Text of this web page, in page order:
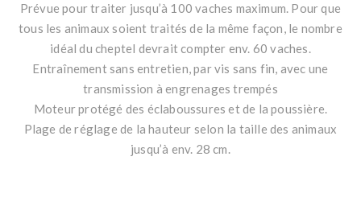
Prévue pour traiter jusqu’à 100 vaches maximum. Pour que
tous les animaux soient traités de la même façon, le nombre
idéal du cheptel devrait compter env. 60 vaches.
Entraînement sans entretien, par vis sans fin, avec une
transmission à engrenages trempés
Moteur protégé des éclaboussures et de la poussière.
Plage de réglage de la hauteur selon la taille des animaux
jusqu’à env. 28 cm.